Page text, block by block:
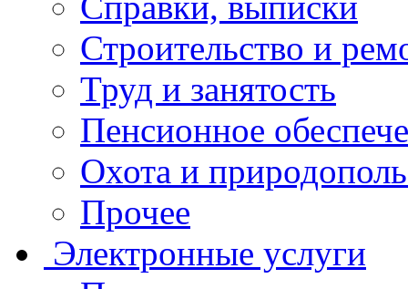
Строительство и
Труд и занятость
Пенсионное
Охота и
Прочее
Электронные услуги